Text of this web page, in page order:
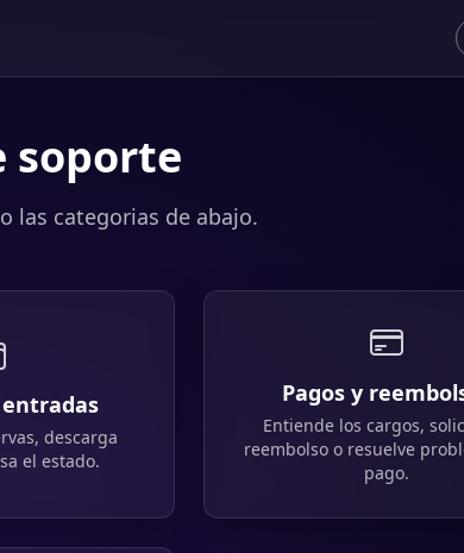
soporte
las categorias de abajo.
entradas
descarga
el estado.
Pagos y
Entiende los cargos,
reembolso o resuelve
pago.